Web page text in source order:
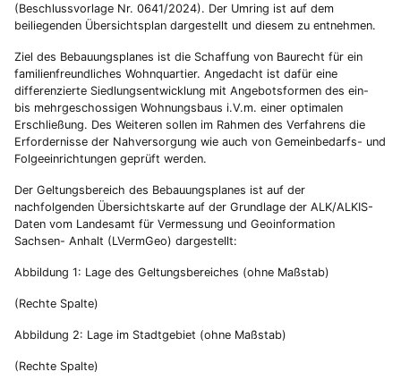
(Beschlussvorlage Nr. 0641/2024). Der Umring ist auf dem
beiliegenden Übersichtsplan dargestellt und diesem zu entnehmen.
Ziel des Bebauungsplanes ist die Schaffung von Baurecht für ein
familienfreundliches Wohnquartier. Angedacht ist dafür eine
differenzierte Siedlungsentwicklung mit Angebotsformen des ein-
bis mehrgeschossigen Wohnungsbaus i.V.m. einer optimalen
Erschließung. Des Weiteren sollen im Rahmen des Verfahrens die
Erfordernisse der Nahversorgung wie auch von Gemeinbedarfs- und
Folgeeinrichtungen geprüft werden.
Der Geltungsbereich des Bebauungsplanes ist auf der
nachfolgenden Übersichtskarte auf der Grundlage der ALK/ALKIS-
Daten vom Landesamt für Vermessung und Geoinformation
Sachsen- Anhalt (LVermGeo) dargestellt:
Abbildung 1: Lage des Geltungsbereiches (ohne Maßstab)
(Rechte Spalte)
Abbildung 2: Lage im Stadtgebiet (ohne Maßstab)
(Rechte Spalte)